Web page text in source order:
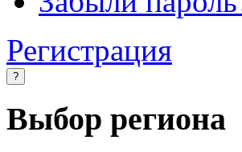
Регистрация
?
Выбор региона